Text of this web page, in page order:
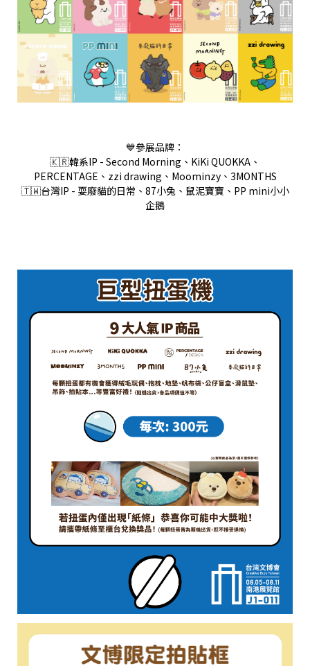
💙參展品牌：
🇰🇷韓系IP - Second Morning、KiKi QUOKKA、
PERCENTAGE、zzi drawing、Moominzy、3MONTHS
🇹🇼台灣IP - 耍廢貓的日常、87小兔、鼠泥寶寶、PP mini小小
企鵝